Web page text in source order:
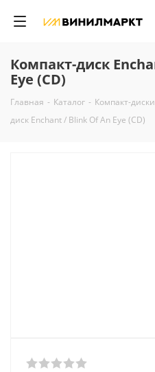
Компакт-диск
Eye (CD)
Главная - Каталог - Компакт-диски
диск Enchant / Blink Of An Eye (CD)